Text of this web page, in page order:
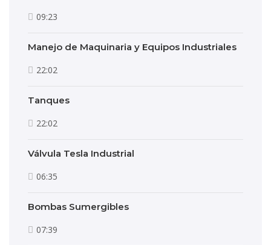
09:23
Manejo de Maquinaria y Equipos Industriales
22:02
Tanques
22:02
Válvula Tesla Industrial
06:35
Bombas Sumergibles
07:39